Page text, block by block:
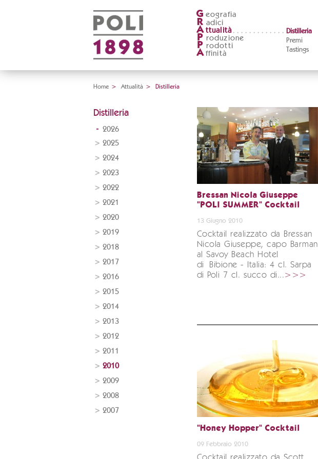
G eografia
R adici
A ttualità
Distilleria
Premi
Tastings
P roduzione
P rodotti
A ffinità
Home > Attualità > Distilleria
Distilleria
2026
2025
2024
2023
2022
2021
2020
2019
2018
2017
2016
2015
2014
2013
2012
2011
2010
2009
2008
2007
Bressan Nicola Giuseppe
"POLI SUMMER" Cocktail
13 Giugno 2010
Cocktail realizzato da Bressan
Nicola Giuseppe, capo Barman
al Savoy Beach Hotel
di Bibione - Italia: 4 cl. Sarpa
di Poli 7 cl. succo di...>>>
"Honey Hopper" Cocktail
09 Febbraio 2010